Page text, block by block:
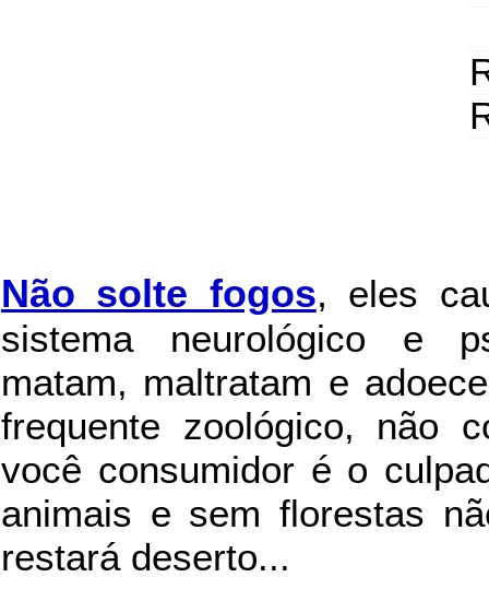
Não solte fogos, eles
sistema neurológico e
matam, maltratam e
frequente zoológico, não
você consumidor é o
animais e sem florestas
restará deserto...